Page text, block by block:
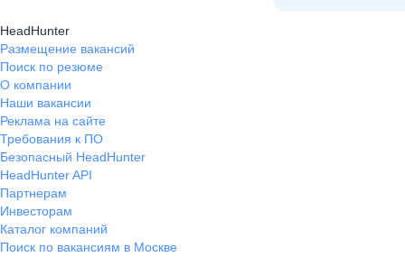
оформляют сразу. Прикольно
работать с брендом, который есть в
каждом доме.
HeadHunter
Размещение вакансий
Поиск по резюме
О компании
Наши вакансии
Реклама на сайте
Требования к ПО
Безопасный HeadHunter
HeadHunter API
Партнерам
Инвесторам
Каталог компаний
Поиск по вакансиям в Москве